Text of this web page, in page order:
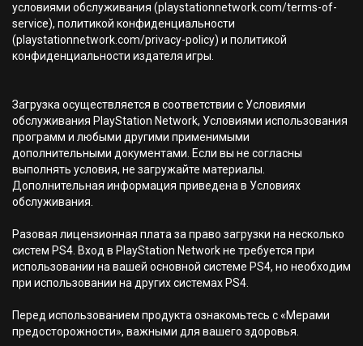
условиями обслуживания (playstationnetwork.com/terms-of-
service), политикой конфиденциальности
(playstationnetwork.com/privacy-policy) и политикой
конфиденциальности издателя игры.
Загрузка осуществляется в соответствии с Условиями
обслуживания PlayStation Network, Условиями использования
программ и любыми другими применимыми
дополнительными документами. Если вы не согласны
выполнять условия, не загружайте материалы.
Дополнительная информация приведена в Условиях
обслуживания.
Разовая лицензионная плата за право загрузки на несколько
систем PS4. Вход в PlayStation Network не требуется при
использовании на вашей основной системе PS4, но необходим
при использовании на других системах PS4.
Перед использованием продукта ознакомьтесь с «Мерами
предосторожности», важными для вашего здоровья.